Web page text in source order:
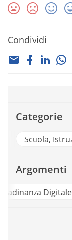
Condividi
Categorie
Scuola,
Argomenti
Comune Di